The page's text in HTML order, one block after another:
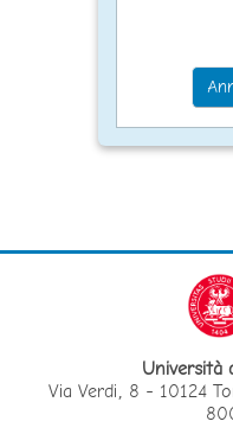
Università
Via Verdi, 8 - 10124